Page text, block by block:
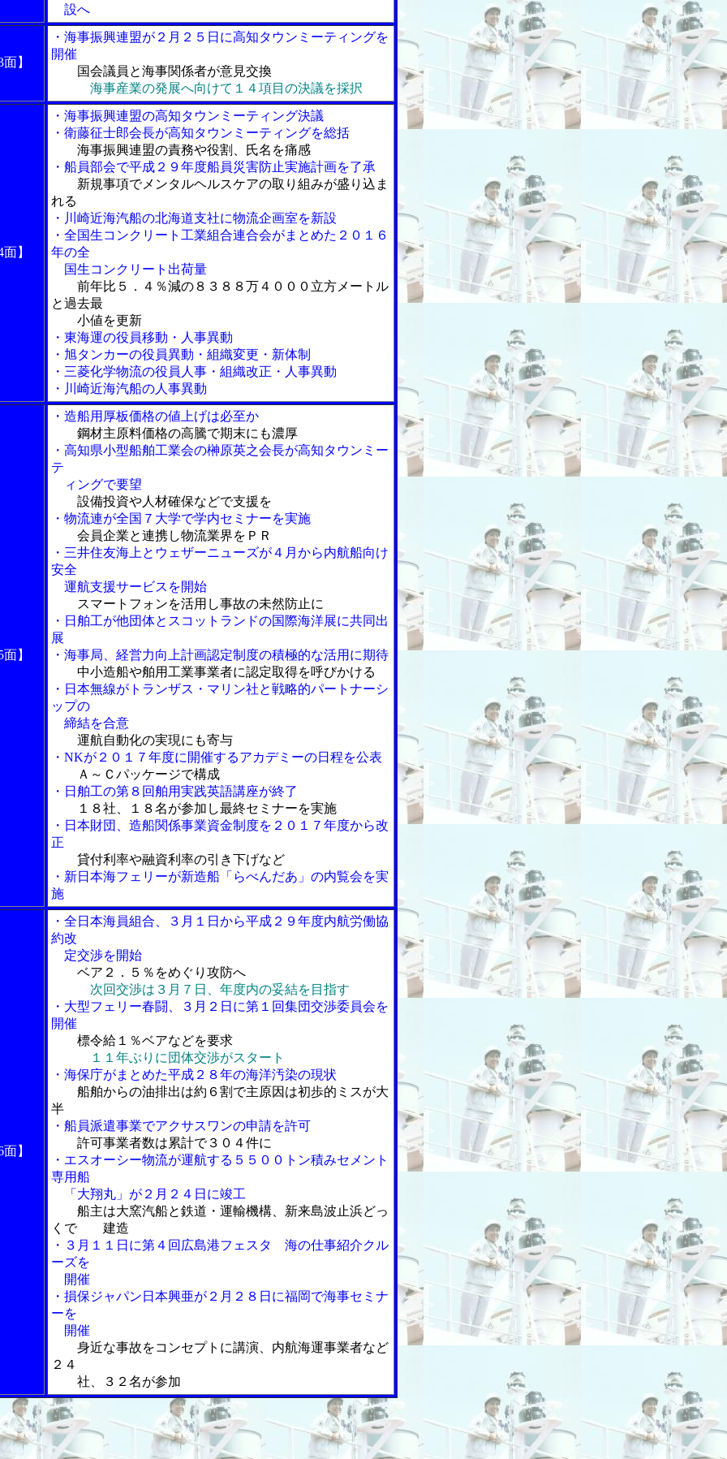
設へ
】
・海事振興連盟が２月２５日に高知タウンミーティングを
開催
国会議員と海事関係者が意見交換
海事産業の発展へ向けて１４項目の決議を採択
】
・海事振興連盟の高知タウンミーティング決議
・衛藤征士郎会長が高知タウンミーティングを総括
海事振興連盟の責務や役割、氏名を痛感
・船員部会で平成２９年度船員災害防止実施計画を了承
新規事項でメンタルヘルスケアの取り組みが盛り込ま
れる
・川崎近海汽船の北海道支社に物流企画室を新設
・全国生コンクリート工業組合連合会がまとめた２０１６
年の全
国生コンクリート出荷量
前年比５．４％減の８３８８万４０００立方メートル
と過去最
小値を更新
・東海運の役員移動・人事異動
・旭タンカーの役員異動・組織変更・新体制
・三菱化学物流の役員人事・組織改正・人事異動
・川崎近海汽船の人事異動
】
・造船用厚板価格の値上げは必至か
鋼材主原料価格の高騰で期末にも濃厚
・高知県小型船舶工業会の榊原英之会長が高知タウンミー
テ
ィングで要望
設備投資や人材確保などで支援を
・物流連が全国７大学で学内セミナーを実施
会員企業と連携し物流業界をＰＲ
・三井住友海上とウェザーニューズが４月から内航船向け
安全
運航支援サービスを開始
スマートフォンを活用し事故の未然防止に
・日舶工が他団体とスコットランドの国際海洋展に共同出
展
・海事局、経営力向上計画認定制度の積極的な活用に期待
中小造船や舶用工業事業者に認定取得を呼びかける
・日本無線がトランザス・マリン社と戦略的パートナーシ
ップの
締結を合意
運航自動化の実現にも寄与
・NKが２０１７年度に開催するアカデミーの日程を公表
Ａ～Ｃパッケージで構成
・日舶工の第８回舶用実践英語講座が終了
１８社、１８名が参加し最終セミナーを実施
・日本財団、造船関係事業資金制度を２０１７年度から改
正
貸付利率や融資利率の引き下げなど
・新日本海フェリーが新造船「らべんだあ」の内覧会を実
施
】
・全日本海員組合、３月１日から平成２９年度内航労働協
約改
定交渉を開始
ベア２．５％をめぐり攻防へ
次回交渉は３月７日、年度内の妥結を目指す
・大型フェリー春闘、３月２日に第１回集団交渉委員会を
開催
標令給１％ベアなどを要求
１１年ぶりに団体交渉がスタート
・海保庁がまとめた平成２８年の海洋汚染の現状
船舶からの油排出は約６割で主原因は初歩的ミスが大
半
・船員派遣事業でアクサスワンの申請を許可
許可事業者数は累計で３０４件に
・エスオーシー物流が運航する５５００トン積みセメント
専用船
「大翔丸」が２月２４日に竣工
船主は大窯汽船と鉄道・運輸機構、新来島波止浜どっ
くで 建造
・３月１１日に第４回広島港フェスタ 海の仕事紹介クル
ーズを
開催
・損保ジャパン日本興亜が２月２８日に福岡で海事セミナ
ーを
開催
身近な事故をコンセプトに講演、内航海運事業者など
２４
社、３２名が参加